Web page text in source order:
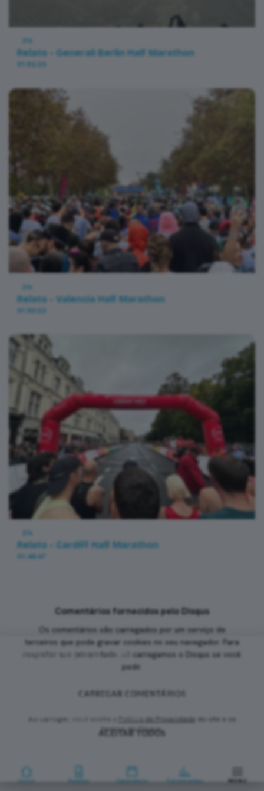
21k
Relato - Generali Berlin Half Marathon
01:52:23
21k
Relato - Valencia Half Marathon
01:50:23
21k
Relato - Cardiff Half Marathon
01:48:47
Comentários fornecidos pelo Disqus
Os comentários são carregados por um serviço de
terceiros que pode gravar cookies no seu navegador. Para
respeitar sua privacidade, só carregamos o Disqus se você
pedir.
CARREGAR COMENTÁRIOS
Ao carregar, você aceita a Política de Privacidade
do site e os
termos do Disqus.
Início Relatos Calendário Ferramentas MENU
Valorizamos sua privacidade
Utilizamos cookies essenciais, analíticos e de publicidade (incluindo
do site e personalizar anúncios nos termos da LGPD. Você pode
mais na nossaPolítica de Privacidade
ACEITAR TODOS